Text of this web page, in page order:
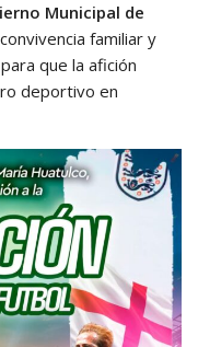
Municipal de
familiar y
que la afición
deportivo en